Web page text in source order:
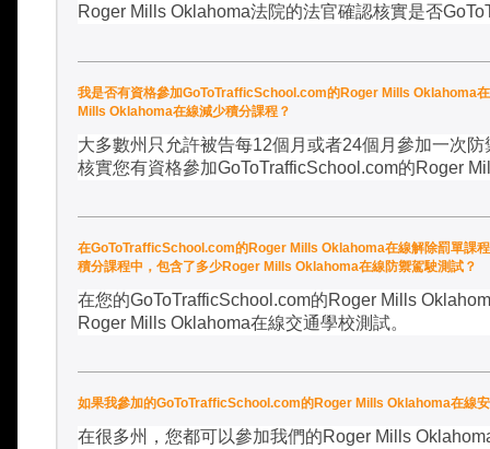
Roger Mills Oklahoma法院的法官確認核實是否
我是否有資格參加GoToTrafficSchool.com的Roger Mills Oklahoma
Mills Oklahoma在線減少積分課程？
大多數州只允許被告每12個月或者24個月參加一次防
核實您有資格參加GoToTrafficSchool.com的Roger
在GoToTrafficSchool.com的Roger Mills Oklahoma在線解除罰單課
積分課程中，包含了多少Roger Mills Oklahoma在線防禦駕駛測試？
在您的GoToTrafficSchool.com的Roger Mills
Roger Mills Oklahoma在線交通學校測試。
如果我參加的GoToTrafficSchool.com的Roger Mills Oklahoma在線
在很多州，您都可以參加我們的Roger Mills